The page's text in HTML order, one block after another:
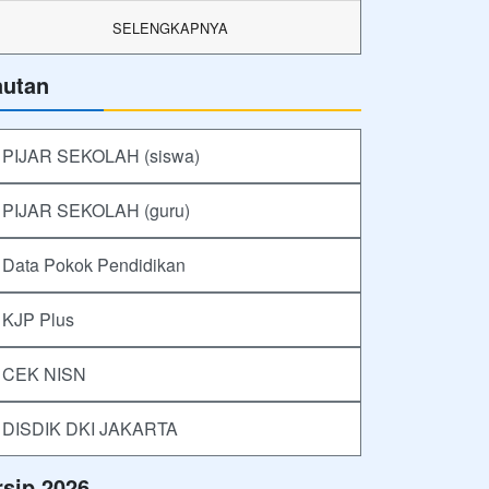
SELENGKAPNYA
PIJAR SEKOLAH (siswa)
PIJAR SEKOLAH (guru)
Data Pokok Pendidikan
KJP Plus
CEK NISN
DISDIK DKI JAKARTA